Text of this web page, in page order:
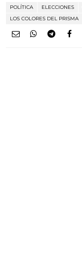
POLÍTICA ELECCIONES
LOS COLORES DEL PRISMA